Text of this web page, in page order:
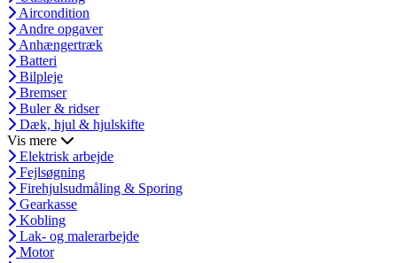
Aircondition
Andre opgaver
Anhængertræk
Batteri
Bilpleje
Bremser
Buler & ridser
Dæk, hjul & hjulskifte
Vis mere
Elektrisk arbejde
Fejlsøgning
Firehjulsudmåling & Sporing
Gearkasse
Kobling
Lak- og malerarbejde
Motor